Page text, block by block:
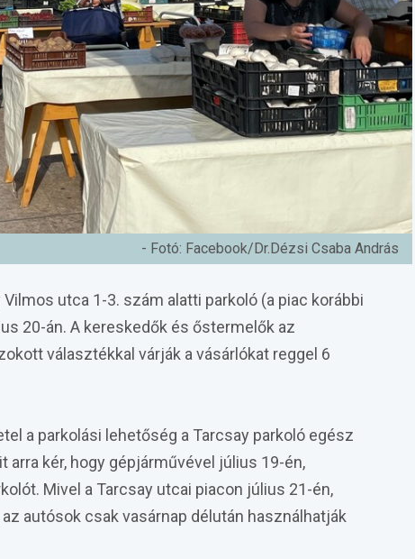
- Fotó: Facebook/Dr.Dézsi Csaba András
utca 1-3. szám alatti parkoló (a piac korábbi
20-án. A kereskedők és őstermelők az
választékkal várják a vásárlókat reggel 6
a parkolási lehetőség a Tarcsay parkoló egész
kér, hogy gépjárművével július 19-én,
Mivel a Tarcsay utcai piacon július 21-én,
autósok csak vasárnap délután használhatják